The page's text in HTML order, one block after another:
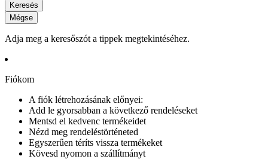
Keresés
Mégse
Adja meg a keresőszót a tippek megtekintéséhez.
Fiókom
A fiók létrehozásának előnyei:
Add le gyorsabban a következő rendeléseket
Mentsd el kedvenc termékeidet
Nézd meg rendeléstörténeted
Egyszerűen téríts vissza termékeket
Kövesd nyomon a szállítmányt